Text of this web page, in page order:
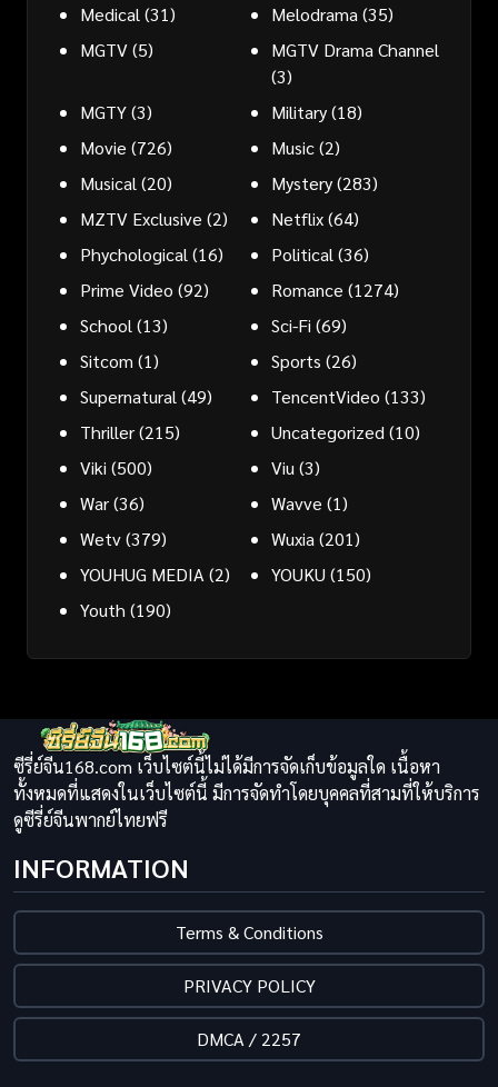
Medical (31) Melodrama (35)
MGTV(5)
MGTV Drama Channel
(3)
MGTY(3) Military(18)
Movie (726) Music(2)
Musical (20) Mystery(283)
MZTV Exclusive (2) Netflix(64)
Phychological (16) Political (36)
Prime Video (92) Romance (1274)
School (13) Sci-Fi (69)
Sitcom (1) Sports (26)
Supernatural (49) TencentVideo (133)
Thriller(215) Uncategorized (10)
Viki (500) Viu (3)
War(36) Wavve (1)
Wetv(379) Wuxia (201)
YOUHUG MEDIA (2) YOUKU (150)
Youth (190)
ซีรี่ย์จีน168.com เว็บไซต์นี้ไม่ได้มีการจัดเก็บข้อมูลใด เนื้อหา
ทั้งหมดที่แสดงในเว็บไซต์นี้ มีการจัดทำโดยบุคคลที่สามที่ให้บริการ
ดูซีรี่ย์จีนพากย์ไทยฟรี
INFORMATION
Terms & Conditions
PRIVACY POLICY
DMCA / 2257